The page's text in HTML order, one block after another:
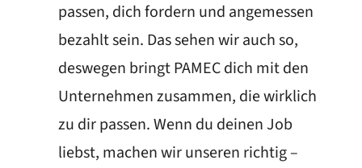
passen, dich fordern und angemessen
bezahlt sein. Das sehen wir auch so,
deswegen bringt PAMEC dich mit den
Unternehmen zusammen, die wirklich
zu dir passen. Wenn du deinen Job
liebst, machen wir unseren richtig –